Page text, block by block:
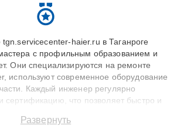
haier.ru в Таганроге
с профильным образованием и
Они специализируются на ремонте
используют современное оборудование
Каждый инженер регулярно
сертификацию, что позволяет быстро и
до 3 лет. Наши мастера решают
Развернуть